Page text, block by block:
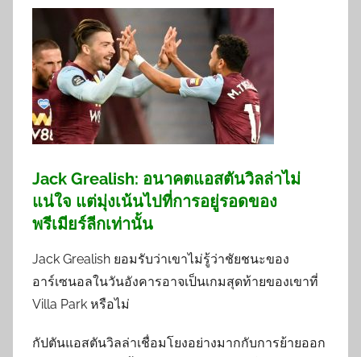
Jack Grealish: อนาคตแอสตันวิลล่าไม่
แน่ใจ แต่มุ่งเน้นไปที่การอยู่รอดของ
พรีเมียร์ลีกเท่านั้น
Jack Grealish ยอมรับว่าเขาไม่รู้ว่าชัยชนะของ
อาร์เซนอลในวันอังคารอาจเป็นเกมสุดท้ายของเขาที่
Villa Park หรือไม่
กัปตันแอสตันวิลล่าเชื่อมโยงอย่างมากกับการย้ายออก